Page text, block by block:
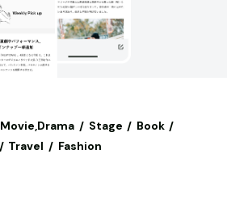
Movie,Drama Stage
Book
Travel Fashion